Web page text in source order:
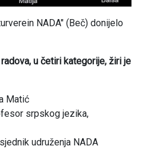
NADA" (Beč) donijelo
u četiri kategorije, žiri je
Matić
srpskog jezika,
udruženja NADA